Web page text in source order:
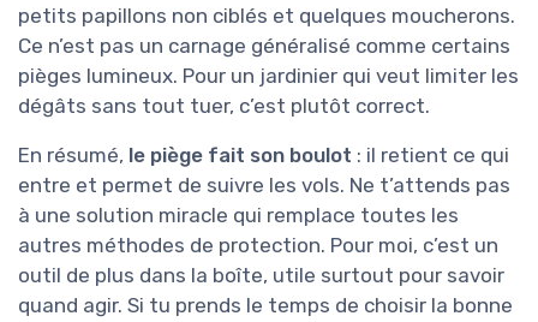
petits papillons non ciblés et quelques moucherons.
Ce n’est pas un carnage généralisé comme certains
pièges lumineux. Pour un jardinier qui veut limiter les
dégâts sans tout tuer, c’est plutôt correct.
En résumé, le piège fait son boulot : il retient ce qui
entre et permet de suivre les vols. Ne t’attends pas
à une solution miracle qui remplace toutes les
autres méthodes de protection. Pour moi, c’est un
outil de plus dans la boîte, utile surtout pour savoir
quand agir. Si tu prends le temps de choisir la bonne